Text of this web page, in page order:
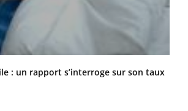
: un rapport s’interroge sur son taux